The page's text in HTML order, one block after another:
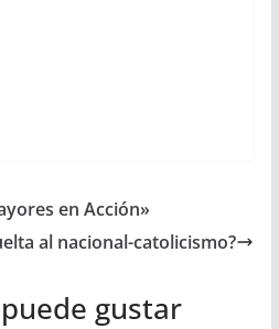
en Acción»
al nacional-catolicismo?
gustar